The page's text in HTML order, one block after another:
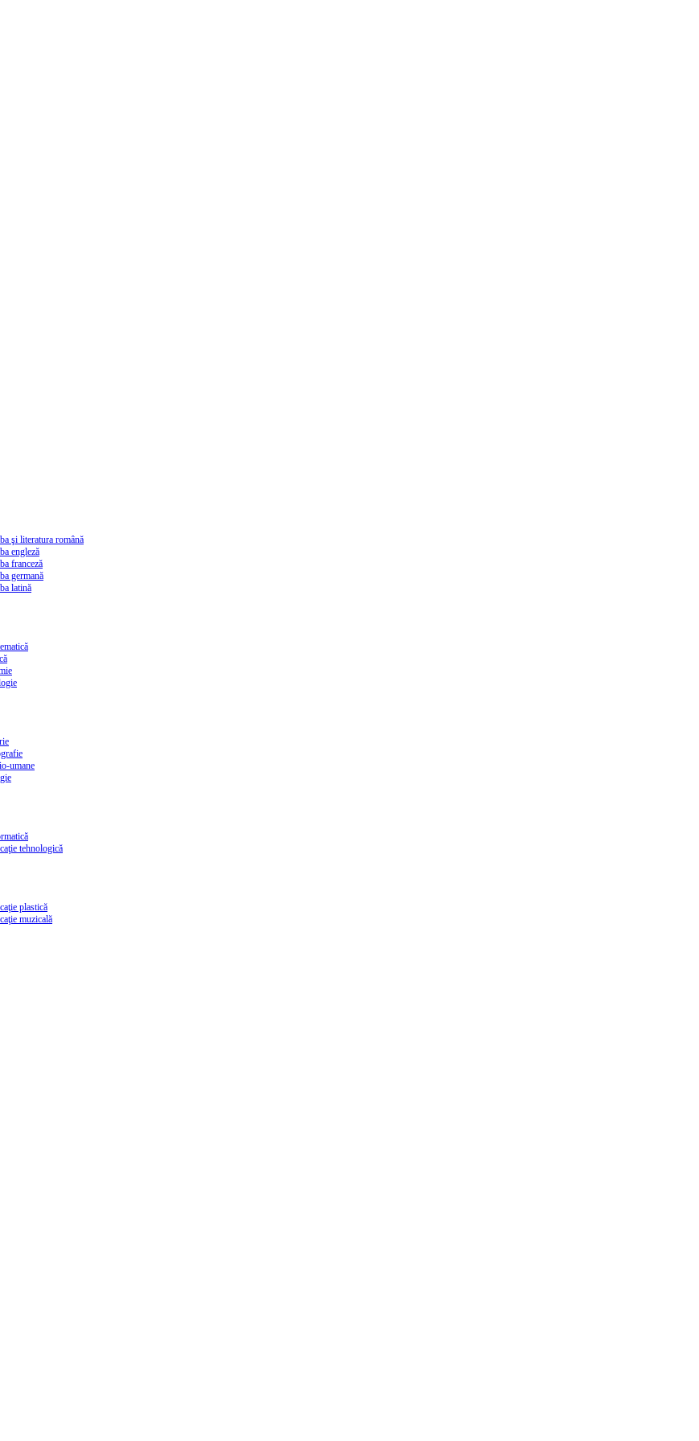
şi literatura română
engleză
franceză
germană
latină
umane
tehnologică
plastică
muzicală